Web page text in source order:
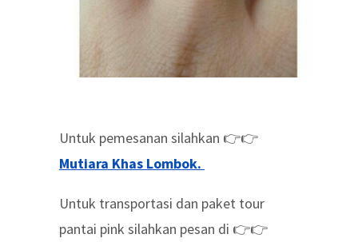
Untuk pemesanan silahkan 👉👉
Mutiara Khas Lombok.
Untuk transportasi dan paket tour
pantai pink silahkan pesan di 👉👉